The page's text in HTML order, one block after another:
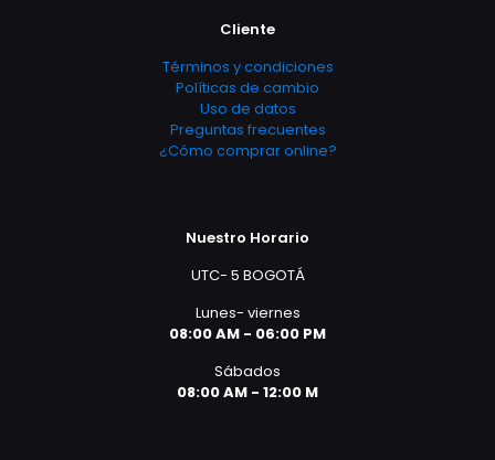
Cliente
Términos y condiciones
Políticas de cambio
Uso de datos
Preguntas frecuentes
¿Cómo comprar online?
Nuestro Horario
UTC- 5 BOGOTÁ
Lunes- viernes
08:00 AM - 06:00 PM
Sábados
08:00 AM - 12:00 M